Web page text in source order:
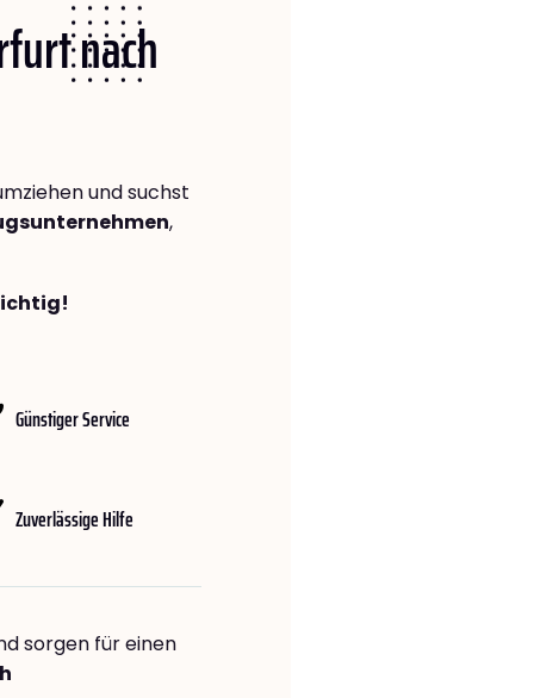
nach
und suchst
,
Günstiger Service
Zuverlässige Hilfe
sorgen für einen